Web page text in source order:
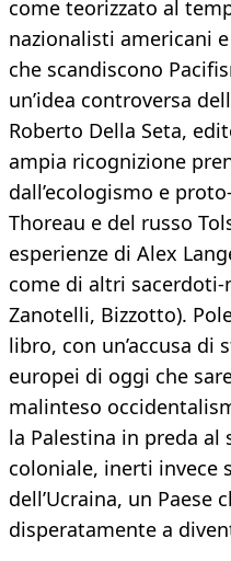
come teorizzato al
nazionalisti americani
che scandiscono
un’idea controversa
Roberto Della Seta,
ampia ricognizione
dall’ecologismo e
Thoreau e del russo
esperienze di Alex
come di altri
Zanotelli, Bizzotto).
libro, con un’accusa
europei di oggi che
malinteso
la Palestina in preda al
coloniale, inerti invece
dell’Ucraina, un Paese
disperatamente a